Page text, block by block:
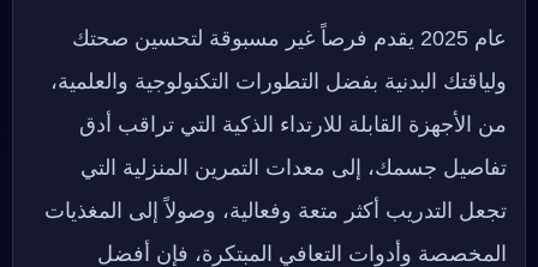
عام 2025 يقدم فرصاً غير مسبوقة لتحسين صحتك
ولياقتك البدنية بفضل التطورات التكنولوجية والعلمية،
من الأجهزة القابلة للارتداء الذكية التي تراقب أدق
تفاصيل جسمك، إلى معدات التمرين المنزلية التي
تجعل التدريب أكثر متعة وفعالية، وصولاً إلى المغذيات
المخصصة وأدوات التعافي المبتكرة، فإن أفضل